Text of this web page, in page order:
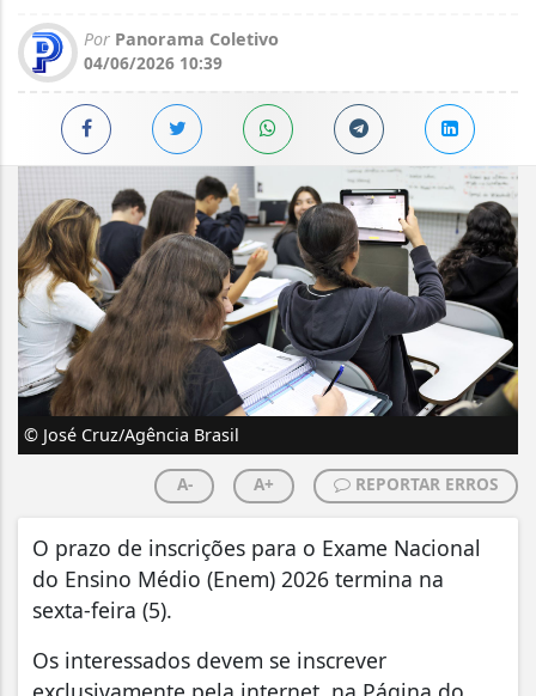
Por Panorama Coletivo
04/06/2026 10:39
© José Cruz/Agência Brasil
A- A+ REPORTAR ERROS
O prazo de inscrições para o Exame Nacional
do Ensino Médio (Enem) 2026 termina na
sexta-feira (5).
Os interessados devem se inscrever